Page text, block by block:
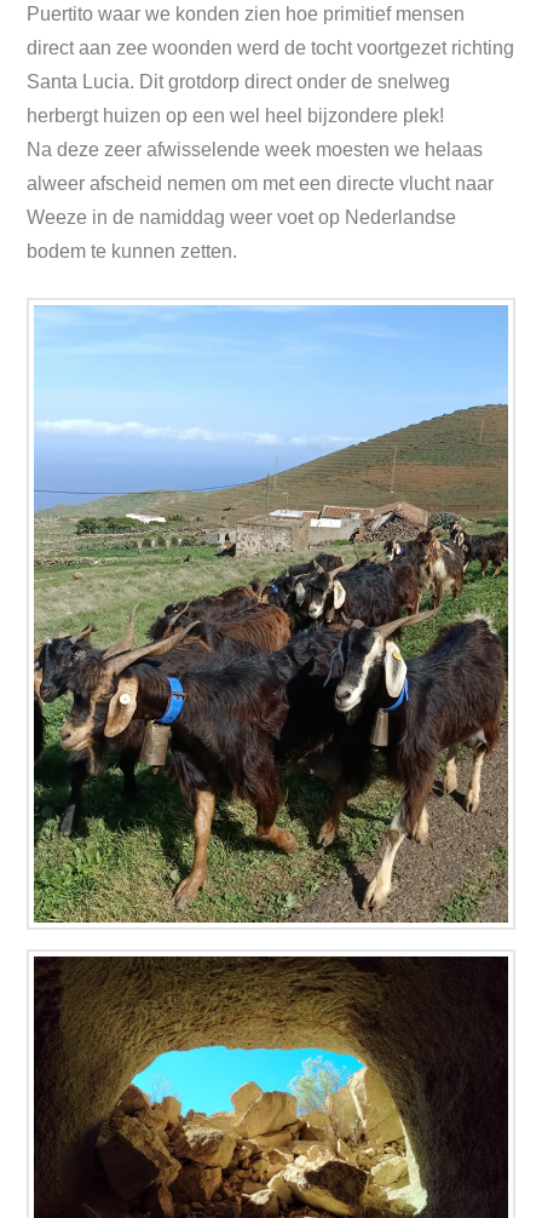
Puertito waar we konden zien hoe primitief mensen
direct aan zee woonden werd de tocht voortgezet richting
Santa Lucia. Dit grotdorp direct onder de snelweg
herbergt huizen op een wel heel bijzondere plek!
Na deze zeer afwisselende week moesten we helaas
alweer afscheid nemen om met een directe vlucht naar
Weeze in de namiddag weer voet op Nederlandse
bodem te kunnen zetten.